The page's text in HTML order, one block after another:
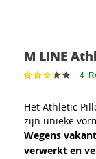
M LINE
Waardering:4
Het Athletic
zijn unieke
Wegens
verwerkt en